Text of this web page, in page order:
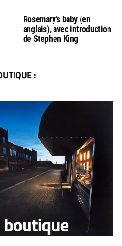
Rosemary’s baby (en
anglais), avec introduction
de Stephen King
: